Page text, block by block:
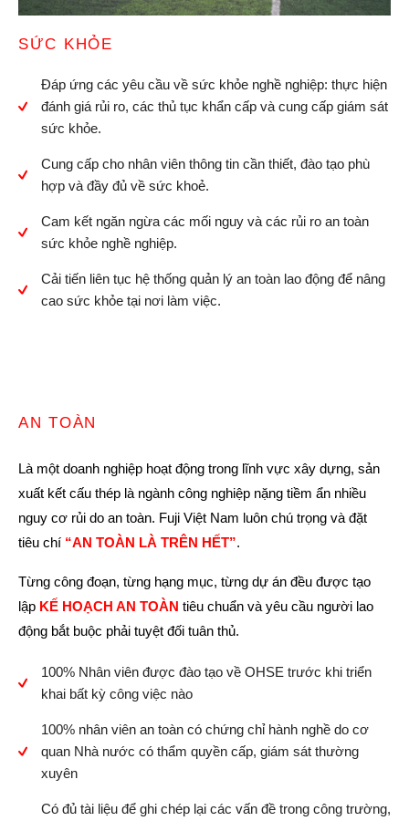
SỨC KHỎE
Đáp ứng các yêu cầu về sức khỏe nghề nghiệp: thực hiện
đánh giá rủi ro, các thủ tục khẩn cấp và cung cấp giám sát
sức khỏe.
Cung cấp cho nhân viên thông tin cần thiết, đào tạo phù
hợp và đầy đủ về sức khoẻ.
Cam kết ngăn ngừa các mối nguy và các rủi ro an toàn
sức khỏe nghề nghiệp.
Cải tiến liên tục hệ thống quản lý an toàn lao động để nâng
cao sức khỏe tại nơi làm việc.
AN TOÀN
Là một doanh nghiệp hoạt động trong lĩnh vực xây dựng, sản
xuất kết cấu thép là ngành công nghiệp nặng tiềm ẩn nhiều
nguy cơ rủi do an toàn. Fuji Việt Nam luôn chú trọng và đặt
tiêu chí “AN TOÀN LÀ TRÊN HẾT”.
Từng công đoạn, từng hạng mục, từng dự án đều được tạo
lập KẾ HOẠCH AN TOÀN tiêu chuẩn và yêu cầu người lao
động bắt buộc phải tuyệt đối tuân thủ.
100% Nhân viên được đào tạo về OHSE trước khi triển
khai bất kỳ công việc nào
100% nhân viên an toàn có chứng chỉ hành nghề do cơ
quan Nhà nước có thẩm quyền cấp, giám sát thường
xuyên
Có đủ tài liệu để ghi chép lại các vấn đề trong công trường,